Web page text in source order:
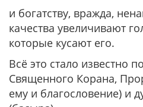
и богатству, вражда,
качества увеличивают
которые кусают его.
Всё это стало известно
Священного Корана,
ему и благословение) и